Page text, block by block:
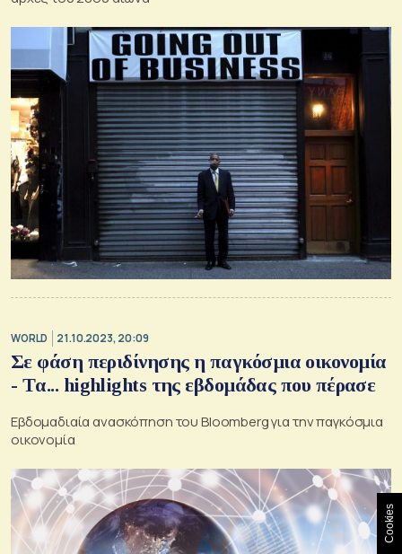
WORLD 21.10.2023, 20:09
Σε φάση περιδίνησης η παγκόσμια οικονομία
- Tα... highlights της εβδομάδας που πέρασε
Eβδομαδιαία ανασκόπηση του Bloomberg για την παγκόσμια
οικονομία
Cookies